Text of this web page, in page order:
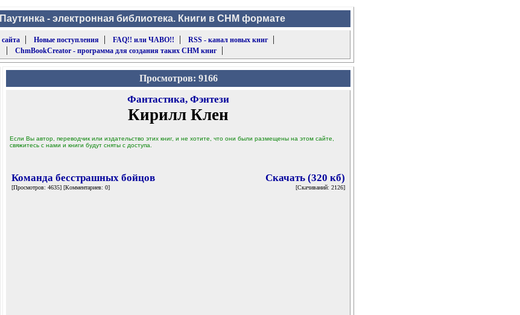
- электронная библиотека. Книги в CHM формате
| Новые поступления | FAQ!! или ЧАВО!! | RSS - канал новых книг|
|
ChmBookCreator - программа для создания таких CHM книг|
Просмотров: 9166
Фантастика, Фэнтези
Кирилл Клен
Если Вы автор, переводчик или издательство этих книг, и не хотите, что они были размещены на этом сайте,
свяжитесь с нами и книги будут сняты с доступа.
Команда бесстрашных бойцов
[Просмотров: 4635] [Комментариев: 0]
Скачать (320 кб)
[Скачиваний: 2126]